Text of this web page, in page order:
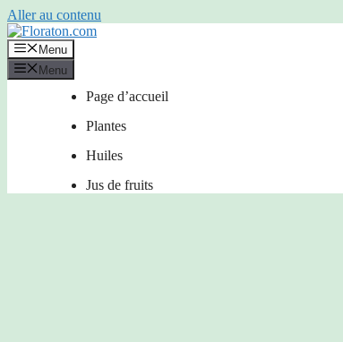
Aller au contenu
Menu
Menu
Page d’accueil
Plantes
Huiles
Jus de fruits